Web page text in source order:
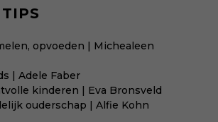
opvoeden | Michealeen
| Adele Faber
kinderen | Eva Bronsveld
ouderschap | Alfie Kohn